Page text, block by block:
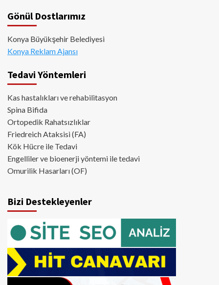
Gönül Dostlarımız
Konya Büyükşehir Belediyesi
Konya Reklam Ajansı
Tedavi Yöntemleri
Kas hastalıkları ve rehabilitasyon
Spina Bifida
Ortopedik Rahatsızlıklar
Friedreich Ataksisi (FA)
Kök Hücre ile Tedavi
Engelliler ve bioenerji yöntemi ile tedavi
Omurilik Hasarları (OF)
Bizi Destekleyenler